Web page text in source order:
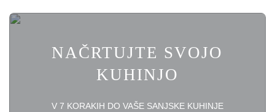
NAČRTUJTE SVOJO
KUHINJO
V 7 KORAKIH DO VAŠE SANJSKE KUHINJE